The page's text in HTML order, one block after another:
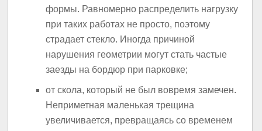
формы. Равномерно распределить нагрузку
при таких работах не просто, поэтому
страдает стекло. Иногда причиной
нарушения геометрии могут стать частые
заезды на бордюр при парковке;
от скола, который не был вовремя замечен.
Неприметная маленькая трещина
увеличивается, превращаясь со временем